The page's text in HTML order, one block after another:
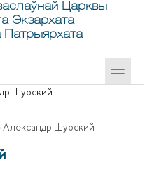
Царквы
Экзархата
Патрыярхата
Шурский
Александр Шурский